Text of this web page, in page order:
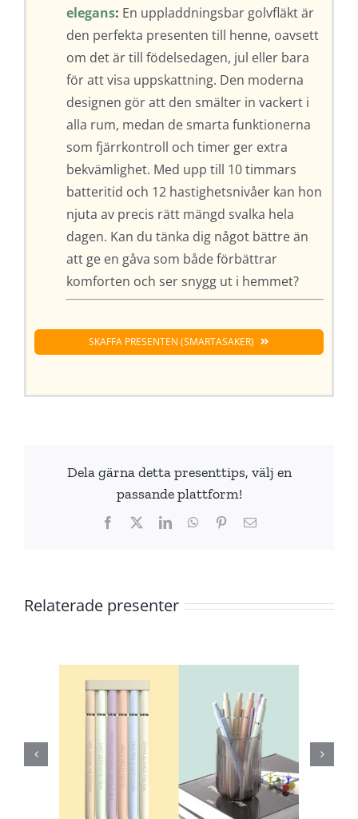
elegans: En uppladdningsbar golvfläkt är
den perfekta presenten till henne, oavsett
om det är till födelsedagen, jul eller bara
för att visa uppskattning. Den moderna
designen gör att den smälter in vackert i
alla rum, medan de smarta funktionerna
som fjärrkontroll och timer ger extra
bekvämlighet. Med upp till 10 timmars
batteritid och 12 hastighetsnivåer kan hon
njuta av precis rätt mängd svalka hela
dagen. Kan du tänka dig något bättre än
att ge en gåva som både förbättrar
komforten och ser snygg ut i hemmet?
SKAFFA PRESENTEN (SMARTASAKER)
Dela gärna detta presenttips, välj en
passande plattform!
Facebook LinkedInWhatsApp
Pinterest
E-
Relaterade presenter